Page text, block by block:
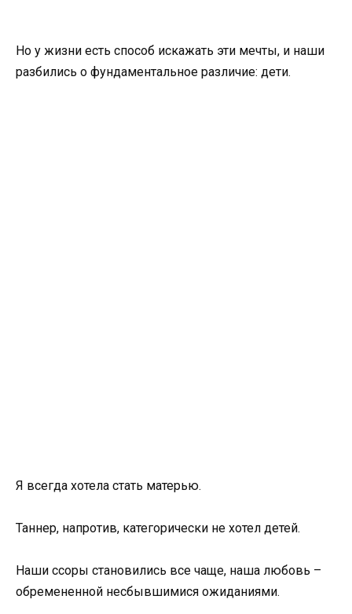
Но у жизни есть способ искажать эти мечты, и наши
разбились о фундаментальное различие: дети.
Я всегда хотела стать матерью.
Таннер, напротив, категорически не хотел детей.
Наши ссоры становились все чаще, наша любовь –
обремененной несбывшимися ожиданиями.